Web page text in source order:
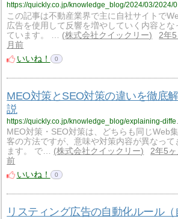
この記事は不動産業界で主に自社サイトで
広告を使用して反響を増やしていく内容とな
ています。 …
株式会社クイックリー
2年5
月前
いいね！
0
MEO対策とSEO対策の違いを徹底解
説
MEO対策・SEO対策は、どちらも同じWeb集
客の方法ですが、意味や対策内容が異なって
ます。 で…
株式会社クイックリー
2年5ヶ
前
いいね！
0
リスティング広告の自動化ルール（